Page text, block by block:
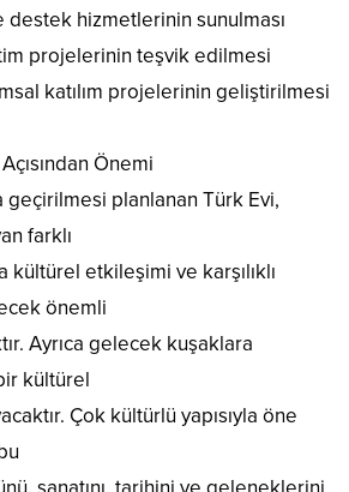
destek hizmetlerinin sunulması
projelerinin teşvik edilmesi
katılım projelerinin geliştirilmesi
Önemi
geçirilmesi planlanan Türk Evi,
farklı
kültürel etkileşimi ve karşılıklı
önemli
Ayrıca gelecek kuşaklara
kültürel
Çok kültürlü yapısıyla öne